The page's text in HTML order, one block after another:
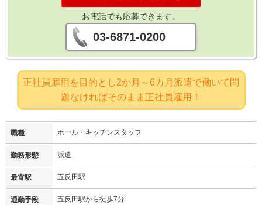
お電話でも応募できます。
03-6871-0200
正社員雇用を目的とし2か月～6カ月派遣で働いて問
題なければそのまま正社員雇用！
職種 ホール・キッチンスタッフ
勤務形態 派遣
最寄駅 五反田駅
通勤手段 五反田駅から徒歩7分